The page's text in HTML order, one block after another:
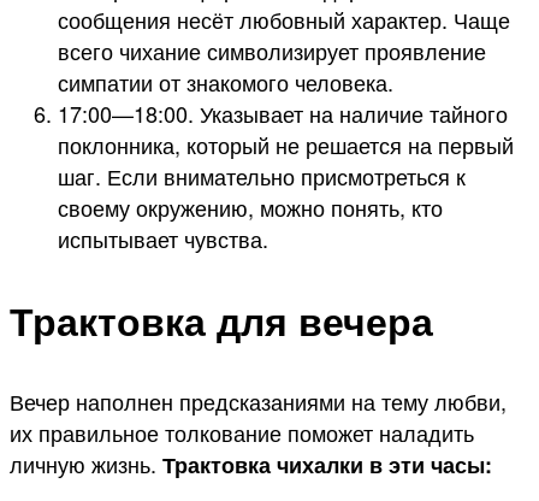
сообщения несёт любовный характер. Чаще
всего чихание символизирует проявление
симпатии от знакомого человека.
17:00—18:00. Указывает на наличие тайного
поклонника, который не решается на первый
шаг. Если внимательно присмотреться к
своему окружению, можно понять, кто
испытывает чувства.
Трактовка для вечера
Вечер наполнен предсказаниями на тему любви,
их правильное толкование поможет наладить
личную жизнь. Трактовка чихалки в эти часы: